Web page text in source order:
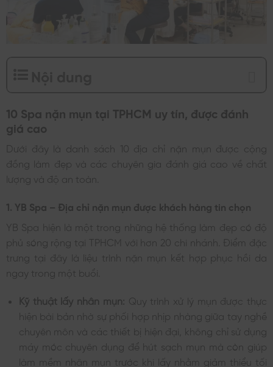
10 Spa nặn mụn tại TPHCM uy tín, được đánh
giá cao
Dưới đây là danh sách 10 địa chỉ nặn mụn được cộng
đồng làm đẹp và các chuyên gia đánh giá cao về chất
lượng và độ an toàn.
1. YB Spa – Địa chỉ nặn mụn được khách hàng tin chọn
YB Spa hiện là một trong những hệ thống làm đẹp có độ
phủ sóng rộng tại TPHCM với hơn 20 chi nhánh. Điểm đặc
trưng tại đây là liệu trình nặn mụn kết hợp phục hồi da
ngay trong một buổi.
Kỹ thuật lấy nhân mụn: Quy trình xử lý mụn được thực
hiện bài bản nhờ sự phối hợp nhịp nhàng giữa tay nghề
chuyên môn và các thiết bị hiện đại, không chỉ sử dụng
máy móc chuyên dụng để hút sạch mụn mà còn giúp
làm mềm nhân mụn trước khi lấy nhằm giảm thiểu tối